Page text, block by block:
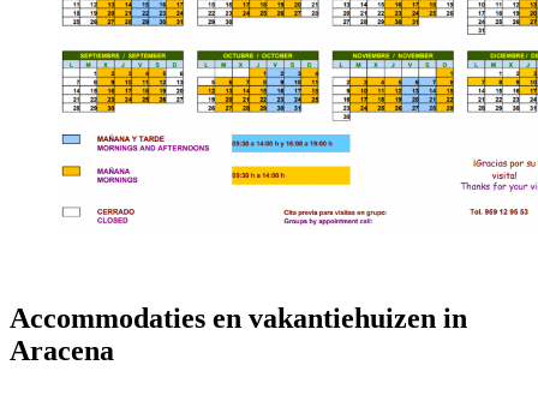
Accommodaties en vakantiehuizen in
Aracena